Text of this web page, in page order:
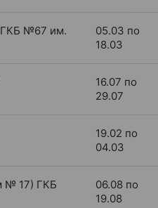
№67 им.
05.03 по
18.03
16.07 по
29.07
19.02 по
04.03
№ 17) ГКБ
06.08 по
19.08